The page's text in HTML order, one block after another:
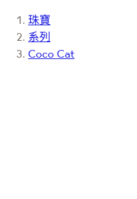
珠寶
系列
Coco Cat